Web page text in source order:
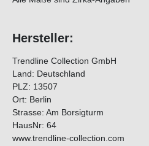
Hersteller:
Trendline Collection GmbH
Land: Deutschland
PLZ: 13507
Ort: Berlin
Strasse: Am Borsigturm
HausNr: 64
www.trendline-collection.com